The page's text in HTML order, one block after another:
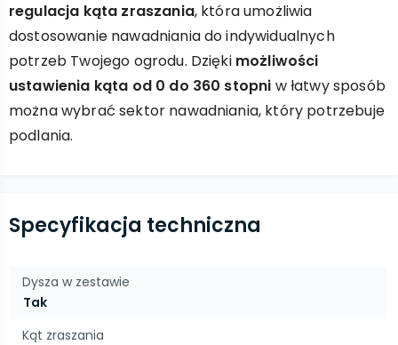
regulacja kąta zraszania, która umożliwia
dostosowanie nawadniania do indywidualnych
potrzeb Twojego ogrodu. Dzięki możliwości
ustawienia kąta od 0 do 360 stopni w łatwy sposób
można wybrać sektor nawadniania, który potrzebuje
podlania.
Specyfikacja techniczna
Dysza w zestawie
Tak
Kąt zraszania